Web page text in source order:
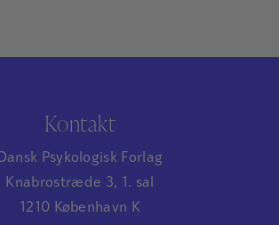
Kontakt
Psykologisk Forlag
Knabrostræde 3, 1. sal
1210 København K